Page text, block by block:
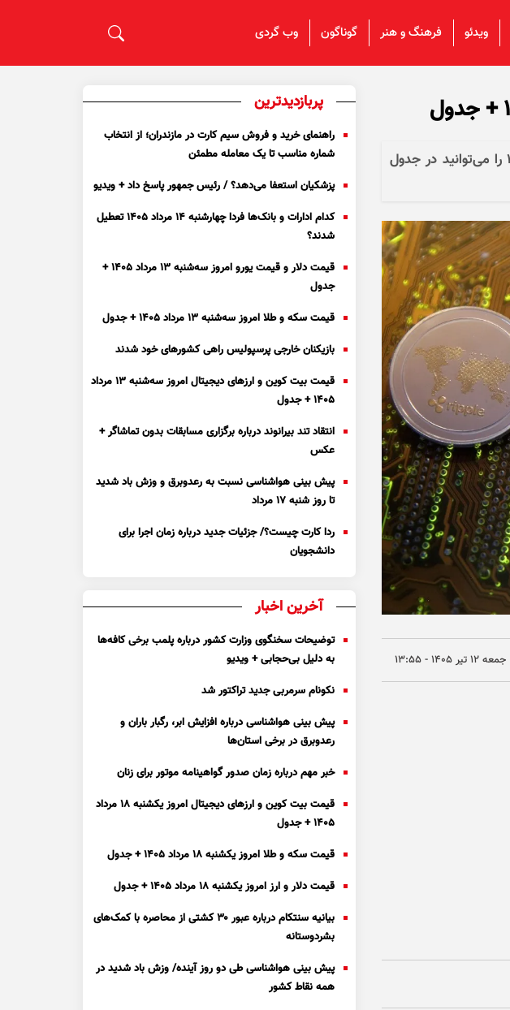
ویدئو فرهنگ و هنر گوناگون وب گردی
قیمت بیت کوین، اتریوم و سایر ارز‌های دیجیتال (رمزارزها) به دلار امروز جمعه ۱۲ تیر ۱۴۰۵ را می‌توانید در جدول
جمعه ۱۲ تير ۱۴۰۵ - ۱۳:۵۵
پربازدیدترین
راهنمای خرید و فروش سیم کارت در مازندران؛ از انتخاب
شماره مناسب تا یک معامله مطمئن
پزشکیان استعفا می‌دهد؟ / رئیس جمهور پاسخ داد + ویدیو
کدام ادارات و بانک‌ها فردا چهارشنبه ۱۴ مرداد ۱۴۰۵ تعطیل
شدند؟
قیمت دلار و قیمت یورو امروز سه‌شنبه ۱۳ مرداد ۱۴۰۵ +
جدول
قیمت سکه و طلا امروز سه‌شنبه ۱۳ مرداد ۱۴۰۵ + جدول
بازیکنان خارجی پرسپولیس راهی کشور‌های خود شدند
قیمت بیت کوین و ارز‌های دیجیتال امروز سه‌شنبه ۱۳ مرداد
۱۴۰۵ + جدول
انتقاد تند بیرانوند درباره برگزاری مسابقات بدون تماشاگر +
عکس
پیش بینی هواشناسی نسبت به رعدوبرق و وزش باد شدید
تا روز شنبه ۱۷ مرداد
ردا کارت چیست؟/ جزئیات جدید درباره زمان اجرا برای
دانشجویان
آخرین اخبار
توضیحات سخنگوی وزارت کشور درباره پلمب برخی کافه‌ها
به دلیل بی‌حجابی + ویدیو
نکونام سرمربی جدید تراکتور شد
پیش بینی هواشناسی درباره افزایش ابر، رگبار باران و
رعدوبرق در برخی استان‌ها
خبر مهم درباره زمان صدور گواهینامه موتور برای زنان
قیمت بیت کوین و ارز‌های دیجیتال امروز یکشنبه ۱۸ مرداد
۱۴۰۵ + جدول
قیمت سکه و طلا امروز یکشنبه ۱۸ مرداد ۱۴۰۵ + جدول
قیمت دلار و ارز امروز یکشنبه ۱۸ مرداد ۱۴۰۵ + جدول
بیانیه سنتکام درباره عبور ۳۰ کشتی از محاصره با کمک‌های
بشردوستانه
پیش بینی هواشناسی طی دو روز آینده/ وزش باد شدید در
همه نقاط کشور